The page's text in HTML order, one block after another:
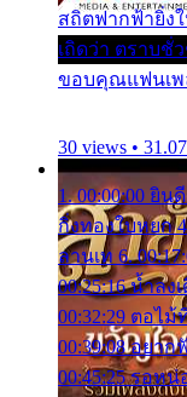
สถิตฟากฟ้ายิ่ง
เถิดว่า ตราบชั่
ขอบคุณแฟนเพล
30 views •
1. 00:00:00 ยิน
กิ่งทองใบหยก
ลานเท 6.
00:25:16 น้ำลง
00:32:29 ตอไม้
00:39:08 อยาก
00:45:25 รอหน่